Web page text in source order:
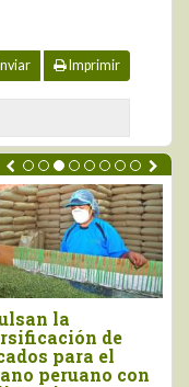
Imprimir
importó vino por
US$ 16,4
entre enero